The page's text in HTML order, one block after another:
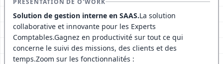
PRÉSENTATION DE O'WORK
Solution de gestion interne en SAAS.La solution
collaborative et innovante pour les Experts
Comptables.Gagnez en productivité sur tout ce qui
concerne le suivi des missions, des clients et des
temps.Zoom sur les fonctionnalités :